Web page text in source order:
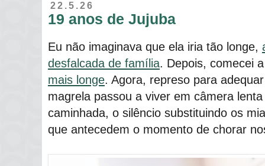
22.5.26
19 anos de Jujuba
Eu não imaginava que ela iria tão longe,
desfalcada de família. Depois, comecei
mais longe. Agora, represo para
magrela passou a viver em câmera
caminhada, o silêncio substituindo os
que antecedem o momento de chorar